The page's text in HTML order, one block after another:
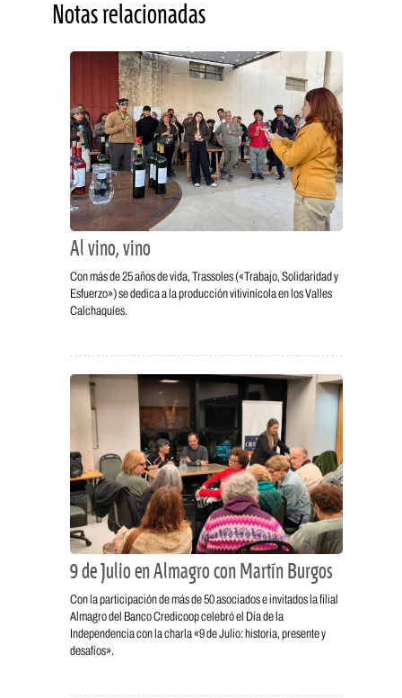
Notas relacionadas
Al vino, vino
Con más de 25 años de vida, Trassoles («Trabajo, Solidaridad y
Esfuerzo») se dedica a la producción vitivinícola en los Valles
Calchaquíes.
9 de Julio en Almagro con Martín Burgos
Con la participación de más de 50 asociados e invitados la filial
Almagro del Banco Credicoop celebró el Día de la
Independencia con la charla «9 de Julio: historia, presente y
desafíos».